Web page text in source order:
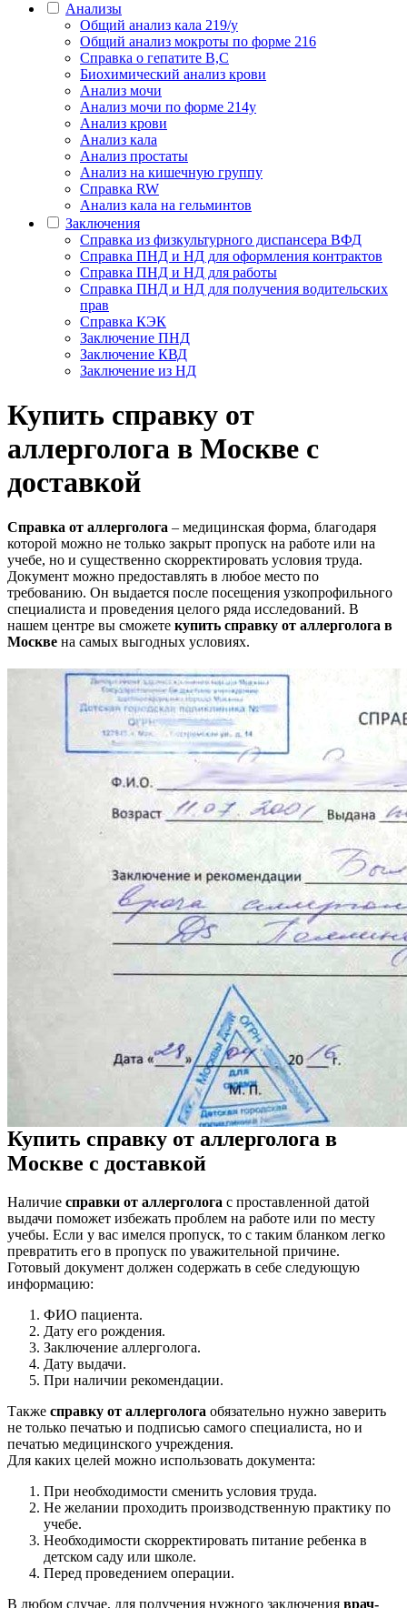
Анализы
Общий анализ кала 219/у
Общий анализ мокроты по форме 216
Справка о гепатите B,C
Биохимический анализ крови
Анализ мочи
Анализ мочи по форме 214у
Анализ крови
Анализ кала
Анализ простаты
Анализ на кишечную группу
Справка RW
Анализ кала на гельминтов
Заключения
Cправка из физкультурного диспансера ВФД
Справка ПНД и НД для оформления контрактов
Справка ПНД и НД для работы
Справка ПНД и НД для получения водительских
прав
Справка КЭК
Заключение ПНД
Заключение КВД
Заключение из НД
Купить справку от
аллерголога в Москве с
доставкой
Справка от аллерголога – медицинская форма, благодаря
которой можно не только закрыт пропуск на работе или на
учебе, но и существенно скорректировать условия труда.
Документ можно предоставлять в любое место по
требованию. Он выдается после посещения узкопрофильного
специалиста и проведения целого ряда исследований. В
нашем центре вы сможете купить справку от аллерголога в
Москве на самых выгодных условиях.
Купить справку от аллерголога в
Москве с доставкой
Наличие справки от аллерголога с проставленной датой
выдачи поможет избежать проблем на работе или по месту
учебы. Если у вас имелся пропуск, то с таким бланком легко
превратить его в пропуск по уважительной причине.
Готовый документ должен содержать в себе следующую
информацию:
ФИО пациента.
Дату его рождения.
Заключение аллерголога.
Дату выдачи.
При наличии рекомендации.
Также справку от аллерголога обязательно нужно заверить
не только печатью и подписью самого специалиста, но и
печатью медицинского учреждения.
Для каких целей можно использовать документа:
При необходимости сменить условия труда.
Не желании проходить производственную практику по
учебе.
Необходимости скорректировать питание ребенка в
детском саду или школе.
Перед проведением операции.
В любом случае, для получения нужного заключения врач-